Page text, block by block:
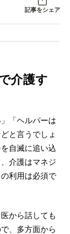
記事をシェア
介護す
「ヘルパーは
と言うでしょ
自滅に追い込
介護はマネジ
利用は必須で
から話しても
、多方面から